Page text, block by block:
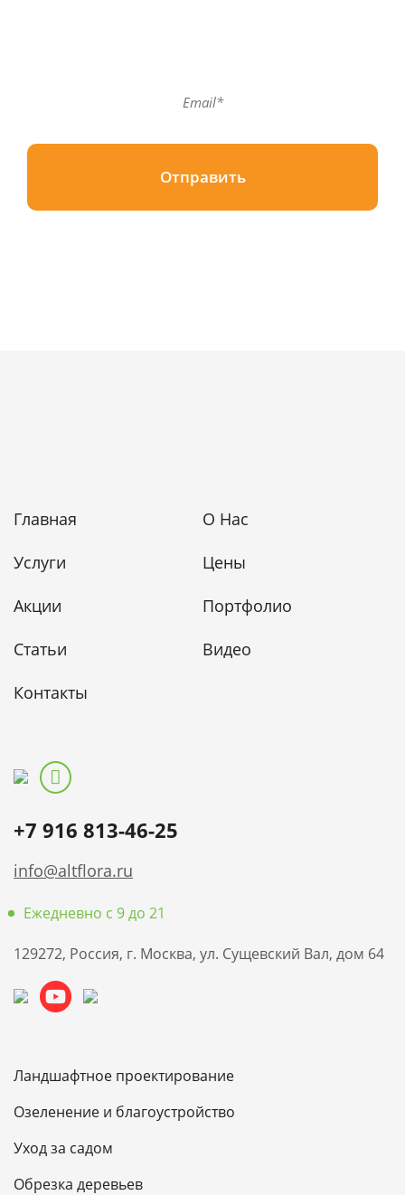
Отправить
Главная
О Нас
Услуги
Цены
Акции
Портфолио
Статьи
Видео
Контакты
Ландшафтное проектирование
Озеленение и благоустройство
Уход за садом
Обрезка деревьев
+7 916 813-46-25
info@altflora.ru
Ежедневно с 9 до 21
129272, Россия, г. Москва, ул. Сущевский Вал, дом 64